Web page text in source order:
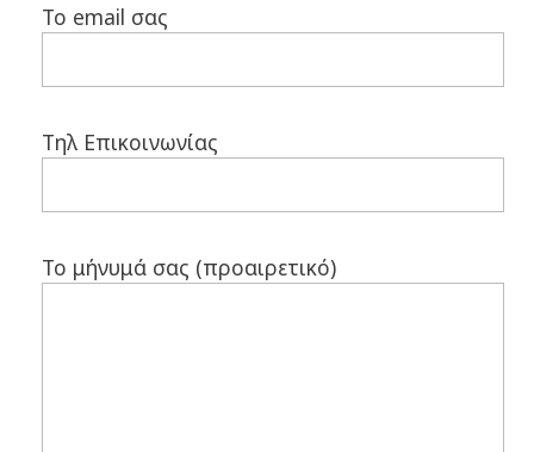
Το email σας
Τηλ Επικοινωνίας
Το μήνυμά σας (προαιρετικό)